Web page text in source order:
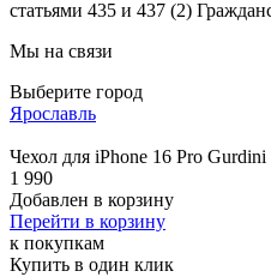
статьями 435 и 437 (2)
Мы на связи
Выберите город
Ярославль
Чехол для iPhone 16 Pro
1 990
Добавлен в корзину
Перейти в корзину
к покупкам
Купить в один клик